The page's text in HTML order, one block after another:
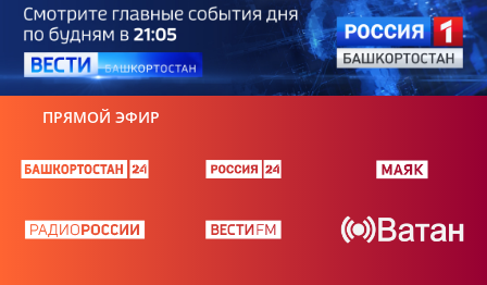
ПРЯМОЙ ЭФИР